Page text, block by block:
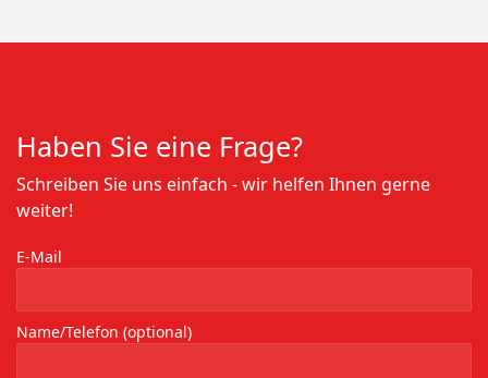
Haben Sie eine Frage?
Schreiben Sie uns einfach - wir helfen Ihnen gerne
weiter!
E-Mail
Name/Telefon (optional)